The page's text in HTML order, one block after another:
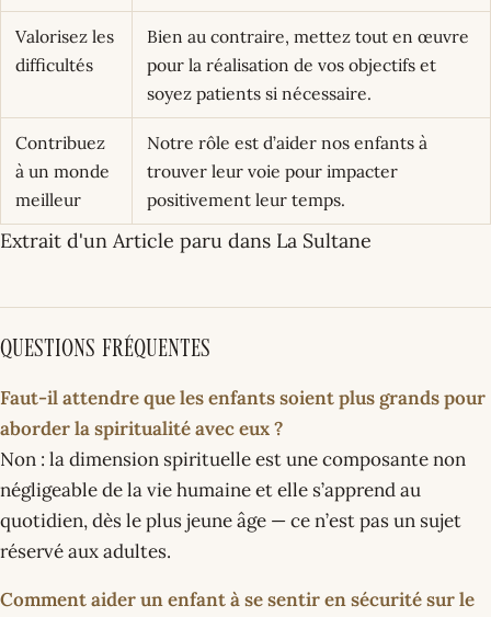
Valorisez les
difficultés
Bien au contraire, mettez tout en œuvre
pour la réalisation de vos objectifs et
soyez patients si nécessaire.
Contribuez
à un monde
meilleur
Notre rôle est d’aider nos enfants à
trouver leur voie pour impacter
positivement leur temps.
Extrait d'un Article paru dans La Sultane
Questions fréquentes
Faut-il attendre que les enfants soient plus grands pour
aborder la spiritualité avec eux ?
Non : la dimension spirituelle est une composante non
négligeable de la vie humaine et elle s’apprend au
quotidien, dès le plus jeune âge — ce n’est pas un sujet
réservé aux adultes.
Comment aider un enfant à se sentir en sécurité sur le